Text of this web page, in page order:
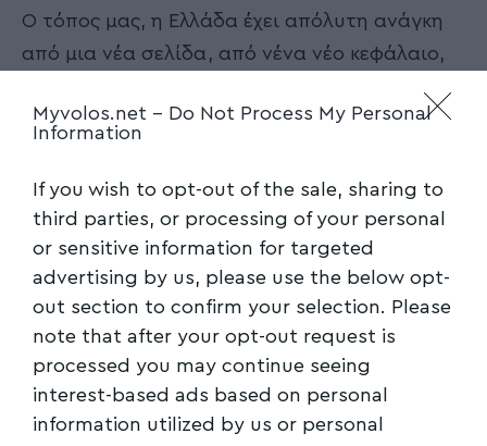
Myvolos.net - Do Not Process My Personal
Information
If you wish to opt-out of the sale, sharing to
third parties, or processing of your personal
or sensitive information for targeted
advertising by us, please use the below opt-
out section to confirm your selection. Please
note that after your opt-out request is
processed you may continue seeing
interest-based ads based on personal
information utilized by us or personal
Ο τόπος μας, η Ελλάδα έχει απόλυτη ανάγκη
από μια νέα σελίδα, από νένα νέο κεφάλαιο,
Και ο Κυριάκος Μητσοτάκης, ο επόμενος
που θα μας οδηγήσει εκεί που πραγματικά
αξίζουμε και μπορούμε.
Ακολουθήστε το myvolos.net στο
Google News και μάθετε πρώτοι όλες
τις ειδήσεις.
Ακολουθήστε μας στο επίσημο κανάλι
του Myvolos.net στο Youtube